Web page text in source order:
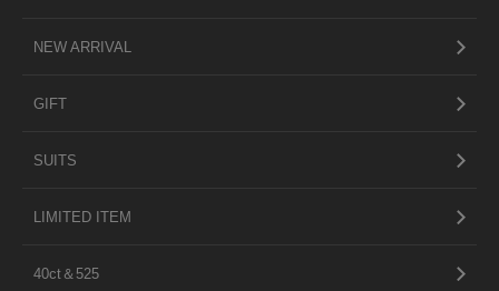
NEW ARRIVAL
GIFT
SUITS
LIMITED ITEM
40ct＆525